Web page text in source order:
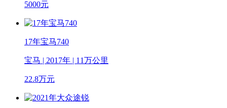
5000元
17年宝马740
宝马 | 2017年 | 11万公里
22.8万元